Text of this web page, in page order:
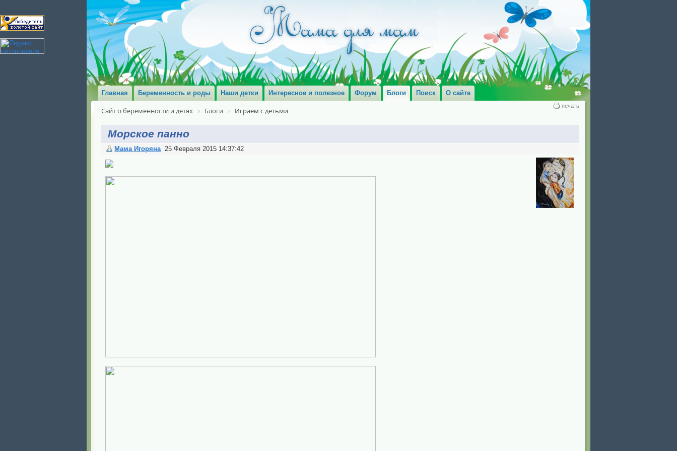
Главная Беременность и роды Наши детки Интересное и полезное Форум Блоги Поиск О сайте
печать
Сайт о беременности и детях Блоги Играем с детьми
Морское панно
Мама Игоряна 25 Февраля 2015 14:37:42